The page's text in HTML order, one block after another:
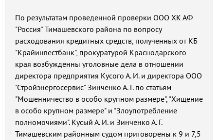
По результатам проведенной проверки ООО ХК АФ
"Россия" Тимашевского района по вопросу
расходования кредитных средств, полученных от КБ
"Крайинвестбанк", прокуратурой Краснодарского
края возбужденны уголовные дела в отношении
директора предприятия Кусого А. И. и директора ООО
"Стройэнергосервис" Зинченко А. Г. по статьям
"Мошенничество в особо крупном размере", "Хищение
в особо крупном размере" и "Злоупотребление
полномочиями". Кусый А. И. и Зинченко А. Г.
Тимашевским районным судом приговорены к 9 и 7,5